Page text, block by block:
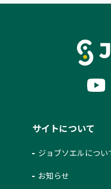
サイトについて
ジョブソエルについ
お知らせ